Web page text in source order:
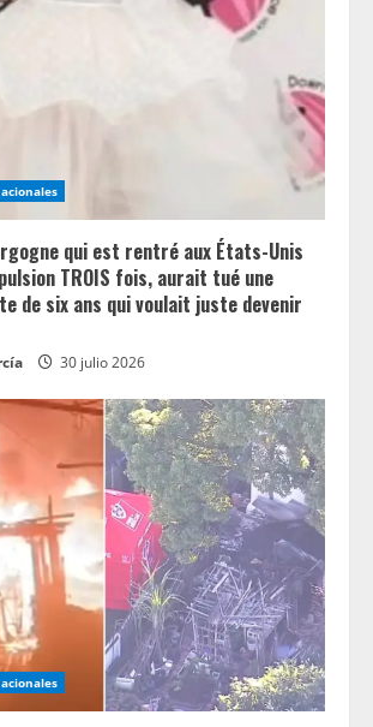
qui est rentré aux États-Unis
TROIS fois, aurait tué une
de six ans qui voulait juste devenir
30 julio 2026